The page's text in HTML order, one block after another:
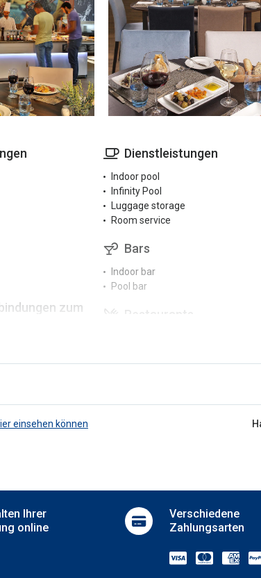
zum
Dienstleistungen
Indoor pool
Infinity Pool
Luggage storage
Room service
Bars
Indoor bar
Pool bar
Restaurants
Schwimmbäder
Poolside sun loungers
Turkish bath
einsehen können
Ihrer
online
Verschiedene
Zahlungsarten